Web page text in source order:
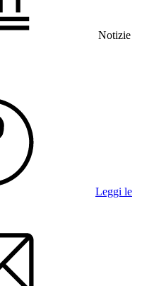
Notizie
Leggi le